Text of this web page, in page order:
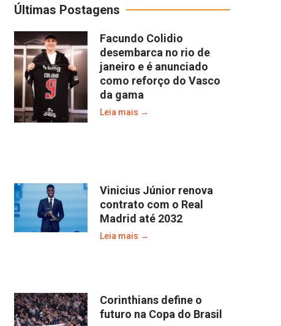
Últimas Postagens
Facundo Colidio
desembarca no rio de
janeiro e é anunciado
como reforço do Vasco
da gama
Leia mais →
Vinicius Júnior renova
contrato com o Real
Madrid até 2032
Leia mais →
Corinthians define o
futuro na Copa do Brasil